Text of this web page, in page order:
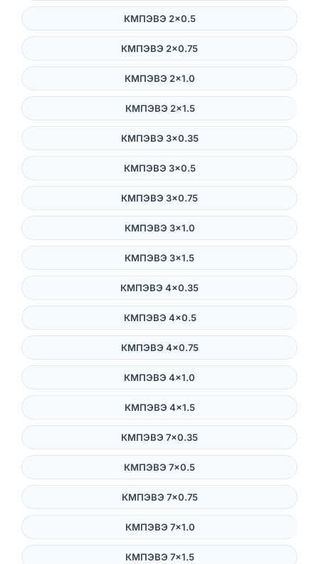
КМПЭВЭ 2×0.5
КМПЭВЭ 2×0.75
КМПЭВЭ 2×1.0
КМПЭВЭ 2×1.5
КМПЭВЭ 3×0.35
КМПЭВЭ 3×0.5
КМПЭВЭ 3×0.75
КМПЭВЭ 3×1.0
КМПЭВЭ 3×1.5
КМПЭВЭ 4×0.35
КМПЭВЭ 4×0.5
КМПЭВЭ 4×0.75
КМПЭВЭ 4×1.0
КМПЭВЭ 4×1.5
КМПЭВЭ 7×0.35
КМПЭВЭ 7×0.5
КМПЭВЭ 7×0.75
КМПЭВЭ 7×1.0
КМПЭВЭ 7×1.5